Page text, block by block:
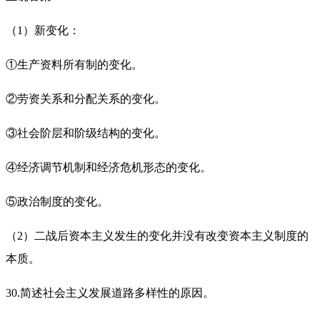
（1）新变化：
①生产资料所有制的变化。
②劳资关系和分配关系的变化。
③社会阶层和阶级结构的变化。
④经济调节机制和经济危机形态的变化。
⑤政治制度的变化。
（2）二战后资本主义发生的变化并没有改变资本主义制度的
本质。
30.简述社会主义发展道路多样性的原因。